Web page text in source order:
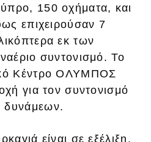
150 οχήματα, και
επιχειρούσαν 7
εκ των
συντονισμό. Το
Κέντρο ΟΛΥΜΠΟΣ
για τον συντονισμό
δυνάμεων.
είναι σε εξέλιξη,